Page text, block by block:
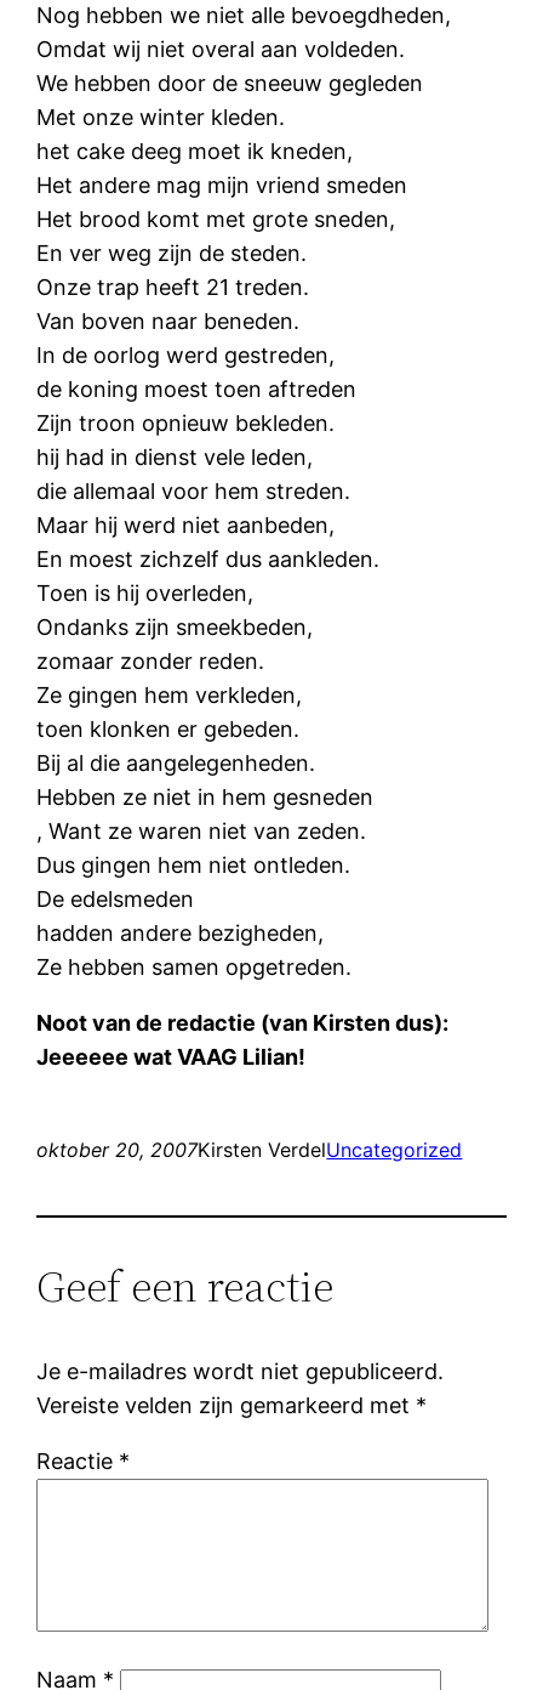
Nog hebben we niet alle bevoegdheden,
Omdat wij niet overal aan voldeden.
We hebben door de sneeuw gegleden
Met onze winter kleden.
het cake deeg moet ik kneden,
Het andere mag mijn vriend smeden
Het brood komt met grote sneden,
En ver weg zijn de steden.
Onze trap heeft 21 treden.
Van boven naar beneden.
In de oorlog werd gestreden,
de koning moest toen aftreden
Zijn troon opnieuw bekleden.
hij had in dienst vele leden,
die allemaal voor hem streden.
Maar hij werd niet aanbeden,
En moest zichzelf dus aankleden.
Toen is hij overleden,
Ondanks zijn smeekbeden,
zomaar zonder reden.
Ze gingen hem verkleden,
toen klonken er gebeden.
Bij al die aangelegenheden.
Hebben ze niet in hem gesneden
, Want ze waren niet van zeden.
Dus gingen hem niet ontleden.
De edelsmeden
hadden andere bezigheden,
Ze hebben samen opgetreden.
Noot van de redactie (van Kirsten dus):
Jeeeeee wat VAAG Lilian!
oktober 20, 2007Kirsten VerdelUncategorized
Geef een reactie
Je e-mailadres wordt niet gepubliceerd.
Vereiste velden zijn gemarkeerd met *
Reactie *
Naam *